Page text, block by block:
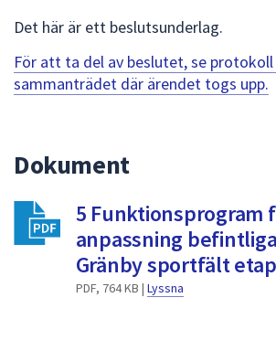
Det här är ett beslutsunderlag.
För att ta del av beslutet, se
sammanträdet där ärendet togs upp.
Dokument
5 Funktionsprogram
anpassning
Gränby sportfält
PDF, 764 KB | Lyssna